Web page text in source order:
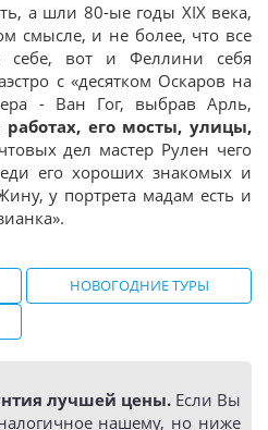
а шли 80-ые годы XIX века,
смысле, и не более, что все
себе, вот и Феллини себя
с «десятком Оскаров на
- Ван Гог, выбрав Арль,
его мосты, улицы,
дел мастер Рулен чего
его хороших знакомых и
у портрета мадам есть и
НОВОГОДНИЕ ТУРЫ
лучшей цены. Если Вы
нашему, но ниже